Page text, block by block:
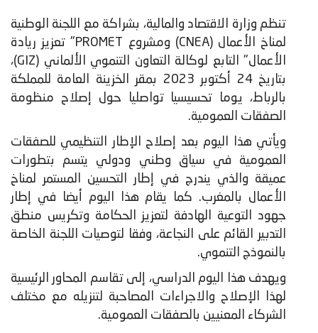
تنظم وزارة الاقتصاد والمالية، بشراكة مع اللجنة الوطنية
لمناخ الأعمال (CNEA) ومشروع PROMET" تعزيز ريادة
الأعمال" التابع لوكالة التعاون التنموي الألماني (GIZ)،
بتاريخ 24 أكتوبر 2023 بمقر الخزينة العامة للمملكة
بالرباط، يوما تحسيسيا تواصليا حول إصلاح منظومة
الصفقات العمومية.
​ويأتي هذا اليوم بعد إصلاح الإطار التنظيمي للصفقات
العمومية في سياق وطني ودولي يتسم بتطورات
عميقة والذي يندرج في إطار التحسين المستمر لمناخ
الأعمال بالمغرب. كما يقام هذا اليوم أيضا في إطار
جهود التوعية الهادفة لتعزيز الحكامة وتكريس منطق
التدبير القائم على النجاعة، وفقا لتوصيات اللجنة الخاصة
بالنموذج التنموي.
ويهدف هذا اليوم الدراسي، إلى تقاسم المحاور الرئيسية
لهذا الإصلاح والاجراءات المصاحبة لتنزيله مع مختلف
الشركاء المعنيين بالصفقات العمومية.